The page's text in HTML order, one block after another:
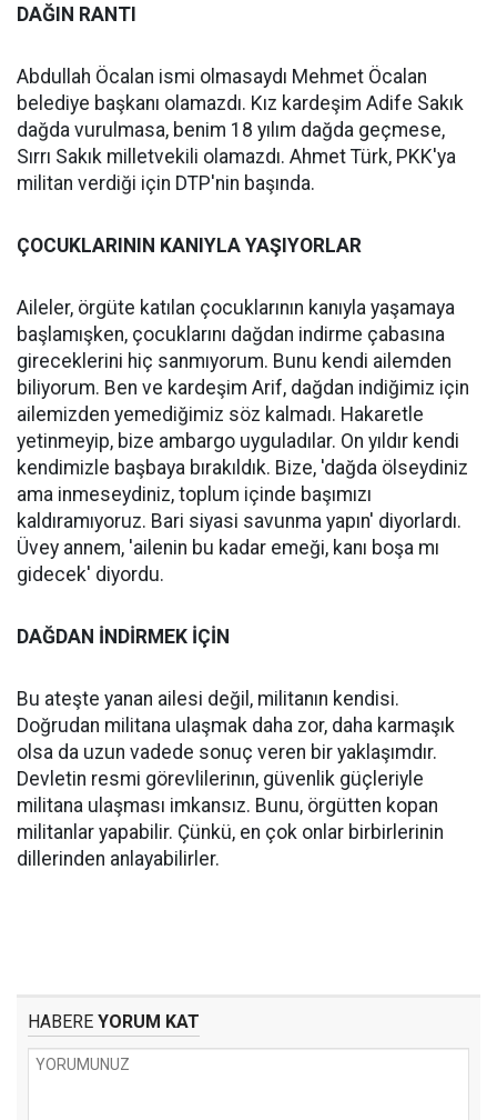
DAĞIN RANTI
Abdullah Öcalan ismi olmasaydı Mehmet Öcalan
belediye başkanı olamazdı. Kız kardeşim Adife Sakık
dağda vurulmasa, benim 18 yılım dağda geçmese,
Sırrı Sakık milletvekili olamazdı. Ahmet Türk, PKK'ya
militan verdiği için DTP'nin başında.
ÇOCUKLARININ KANIYLA YAŞIYORLAR
Aileler, örgüte katılan çocuklarının kanıyla yaşamaya
başlamışken, çocuklarını dağdan indirme çabasına
gireceklerini hiç sanmıyorum. Bunu kendi ailemden
biliyorum. Ben ve kardeşim Arif, dağdan indiğimiz için
ailemizden yemediğimiz söz kalmadı. Hakaretle
yetinmeyip, bize ambargo uyguladılar. On yıldır kendi
kendimizle başbaya bırakıldık. Bize, 'dağda ölseydiniz
ama inmeseydiniz, toplum içinde başımızı
kaldıramıyoruz. Bari siyasi savunma yapın' diyorlardı.
Üvey annem, 'ailenin bu kadar emeği, kanı boşa mı
gidecek' diyordu.
DAĞDAN İNDİRMEK İÇİN
Bu ateşte yanan ailesi değil, militanın kendisi.
Doğrudan militana ulaşmak daha zor, daha karmaşık
olsa da uzun vadede sonuç veren bir yaklaşımdır.
Devletin resmi görevlilerinın, güvenlik güçleriyle
militana ulaşması imkansız. Bunu, örgütten kopan
militanlar yapabilir. Çünkü, en çok onlar birbirlerinin
dillerinden anlayabilirler.
HABERE YORUM KAT